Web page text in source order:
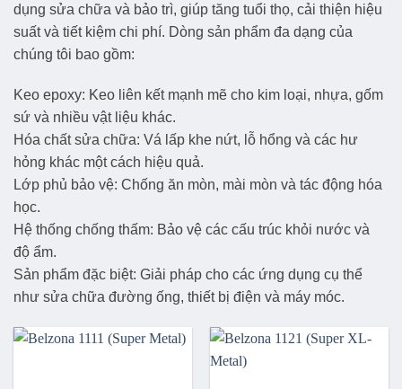
dụng sửa chữa và bảo trì, giúp tăng tuổi thọ, cải thiện hiệu
suất và tiết kiệm chi phí. Dòng sản phẩm đa dạng của
chúng tôi bao gồm:
Keo epoxy: Keo liên kết mạnh mẽ cho kim loại, nhựa, gốm
sứ và nhiều vật liệu khác.
Hóa chất sửa chữa: Vá lấp khe nứt, lỗ hổng và các hư
hỏng khác một cách hiệu quả.
Lớp phủ bảo vệ: Chống ăn mòn, mài mòn và tác động hóa
học.
Hệ thống chống thấm: Bảo vệ các cấu trúc khỏi nước và
độ ẩm.
Sản phẩm đặc biệt: Giải pháp cho các ứng dụng cụ thể
như sửa chữa đường ống, thiết bị điện và máy móc.